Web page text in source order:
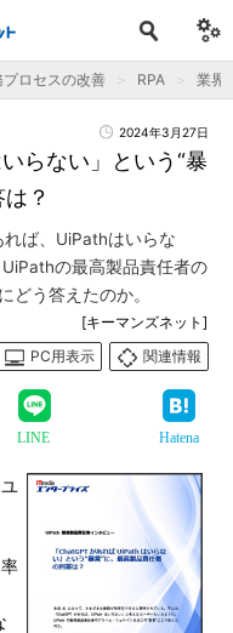
プロセスの改善 RPA 業界
2024年3月27日
らない」という“暴
？
ば、UiPathはいらな
の最高製品責任者の
どう答えたのか。
[キーマンズネット]
PC用表示
関連情報
LINE Hatena